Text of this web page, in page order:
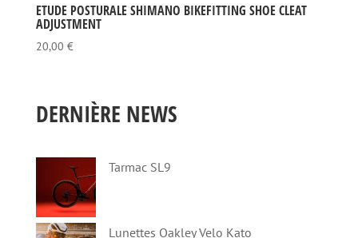
ETUDE POSTURALE SHIMANO BIKEFITTING SHOE CLEAT
ADJUSTMENT
20,00 €
DERNIÈRE NEWS
Tarmac SL9
Lunettes Oakley Velo Kato